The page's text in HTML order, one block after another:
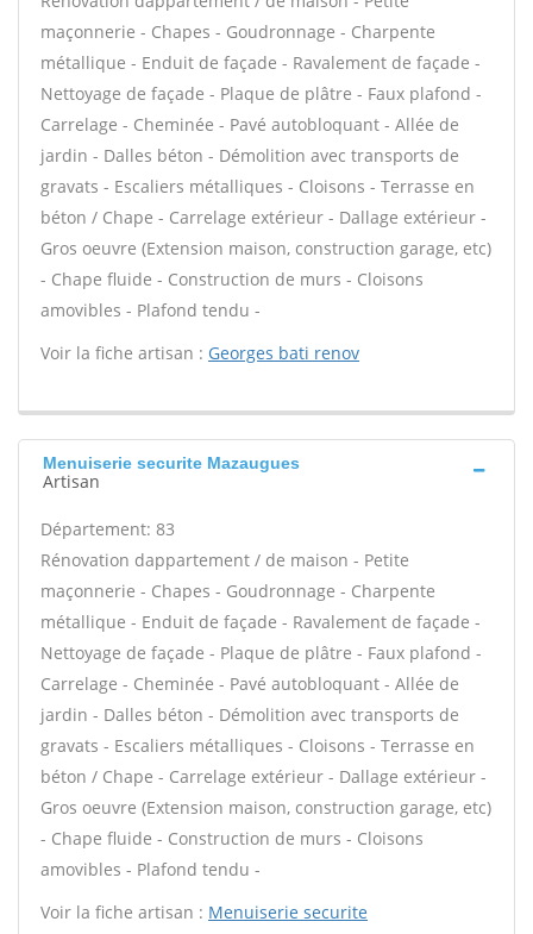
maçonnerie - Chapes - Goudronnage - Charpente
métallique - Enduit de façade - Ravalement de façade -
Nettoyage de façade - Plaque de plâtre - Faux plafond -
Carrelage - Cheminée - Pavé autobloquant - Allée de
jardin - Dalles béton - Démolition avec transports de
gravats - Escaliers métalliques - Cloisons - Terrasse en
béton / Chape - Carrelage extérieur - Dallage extérieur -
Gros oeuvre (Extension maison, construction garage, etc)
- Chape fluide - Construction de murs - Cloisons
amovibles - Plafond tendu -
Voir la fiche artisan : Georges bati renov
Menuiserie securite Mazaugues
Artisan
Département: 83
Rénovation dappartement / de maison - Petite
maçonnerie - Chapes - Goudronnage - Charpente
métallique - Enduit de façade - Ravalement de façade -
Nettoyage de façade - Plaque de plâtre - Faux plafond -
Carrelage - Cheminée - Pavé autobloquant - Allée de
jardin - Dalles béton - Démolition avec transports de
gravats - Escaliers métalliques - Cloisons - Terrasse en
béton / Chape - Carrelage extérieur - Dallage extérieur -
Gros oeuvre (Extension maison, construction garage, etc)
- Chape fluide - Construction de murs - Cloisons
amovibles - Plafond tendu -
Voir la fiche artisan : Menuiserie securite